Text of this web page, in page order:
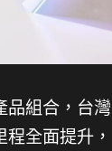
品組合，台灣
全面提升，